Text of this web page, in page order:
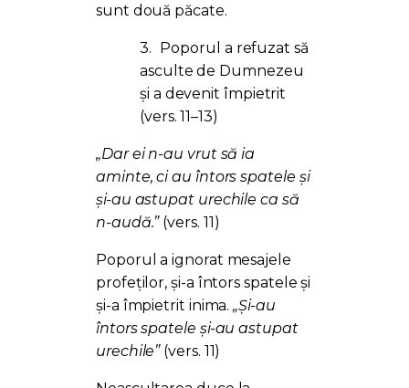
sunt două păcate.
3. Poporul a refuzat să
asculte de Dumnezeu
și a devenit împietrit
(vers. 11–13)
„Dar ei n-au vrut să ia
aminte, ci au întors spatele și
și-au astupat urechile ca să
n-audă.”(vers. 11)
Poporul a ignorat mesajele
profeților, și-a întors spatele și
și-a împietrit inima.„Și-au
întors spatele și-au astupat
urechile”(vers. 11)